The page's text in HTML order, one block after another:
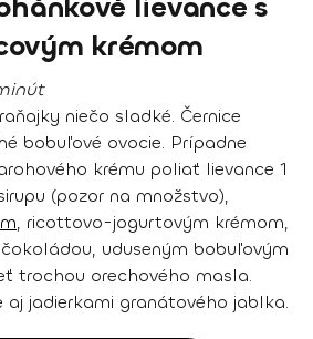
krémom
niečo sladké. Černice
bobuľové ovocie. Prípadne
krému poliať lievance 1
(pozor na množstvo),
, ricottovo-jogurtovým krémom,
uduseným bobuľovým
trochou orechového masla.
aj jadierkami granátového jablka.